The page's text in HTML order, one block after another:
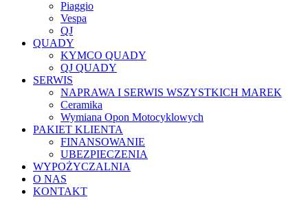
Piaggio
Vespa
QJ
QUADY
KYMCO QUADY
QJ QUADY
SERWIS
NAPRAWA I SERWIS WSZYSTKICH MAREK
Ceramika
Wymiana Opon Motocyklowych
PAKIET KLIENTA
FINANSOWANIE
UBEZPIECZENIA
WYPOŻYCZALNIA
O NAS
KONTAKT